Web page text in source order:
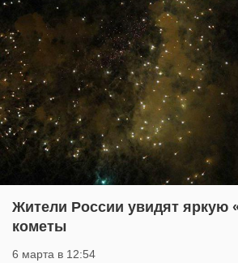
Жители России увидят яркую
кометы
6 марта в 12:54